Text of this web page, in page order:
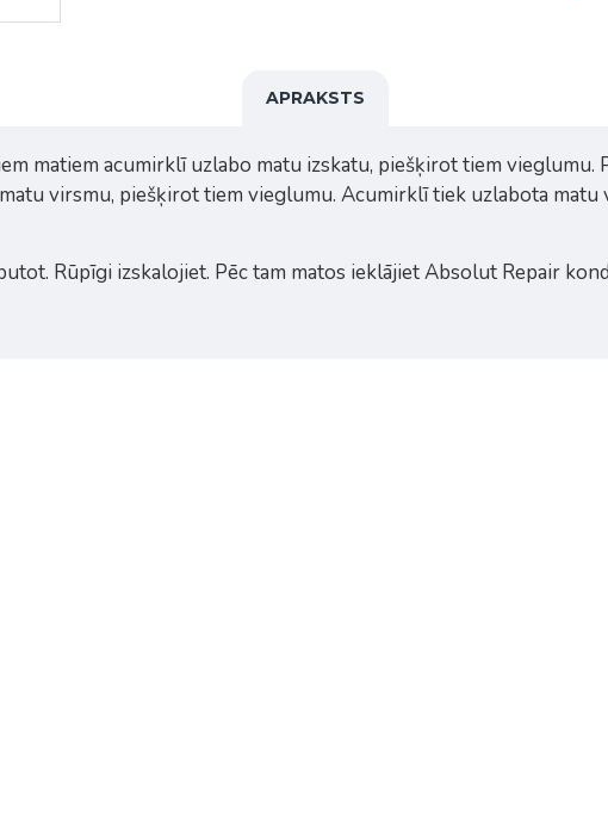
APRAKSTS
matiem acumirklī uzlabo matu izskatu, piešķirot tiem
virsmu, piešķirot tiem vieglumu. Acumirklī tiek uzlabota matu
Rūpīgi izskalojiet. Pēc tam matos ieklājiet Absolut Repair